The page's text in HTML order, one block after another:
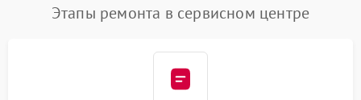
Этапы ремонта в сервисном центре